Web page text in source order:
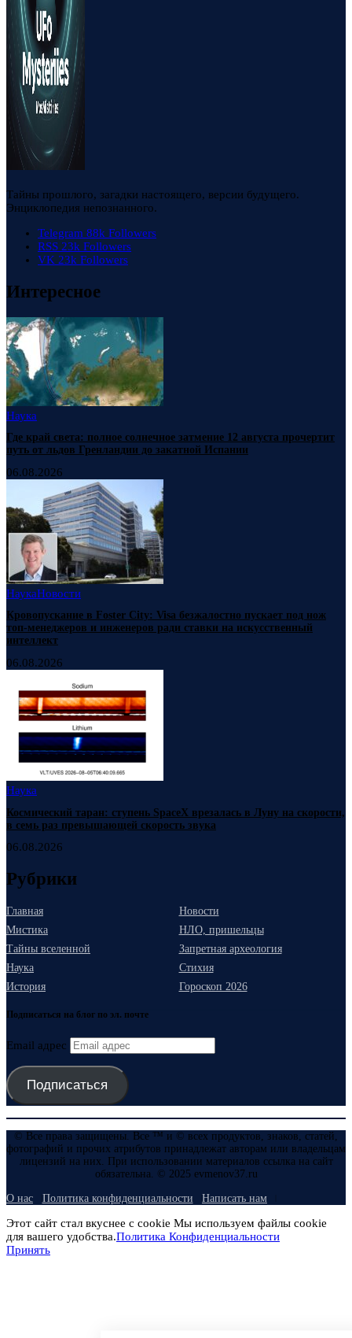
Тайны прошлого, загадки настоящего, версии будущего.
Энциклопедия непознанного.
Telegram 88k Followers
RSS 23k Followers
VK 23k Followers
Интересное
Наука
Где край света: полное солнечное затмение 12 августа прочертит
путь от льдов Гренландии до закатной Испании
06.08.2026
НаукаНовости
Кровопускание в Foster City: Visa безжалостно пускает под нож
топ-менеджеров и инженеров ради ставки на искусственный
интеллект
06.08.2026
Наука
Космический таран: ступень SpaceX врезалась в Луну на скорости,
в семь раз превышающей скорость звука
06.08.2026
Рубрики
Главная
Новости
Мистика
НЛО, пришельцы
Тайны вселенной
Запретная археология
Наука
Стихия
История
Гороскоп 2026
Подписаться на блог по эл. почте
Email адрес
Подписаться
© Все права защищены. Все ™ и © всех продуктов, знаков, статей,
фотографий и прочих атрибутов принадлежат авторам или владельцам
лицензий на них. При использовании материалов ссылка на сайт
обязательна. © 2025 evmenov37.ru
О нас Политика конфиденциальности Написать нам
Этот сайт стал вкуснее с cookie Мы используем файлы cookie
для вашего удобства.Политика Конфиденциальности
Принять